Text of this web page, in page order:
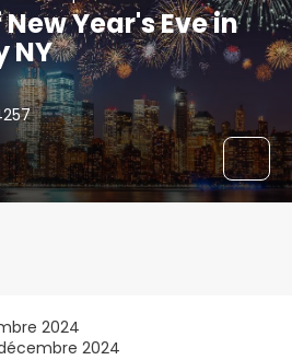
Year's Eve in
NY
2024
2024